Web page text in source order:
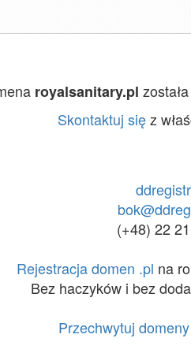
royalsanitary.pl
Skontaktuj sięz
(+48) 22
Rejestracja domen .pl na
Bez haczyków i bez
Przechwytuj domeny